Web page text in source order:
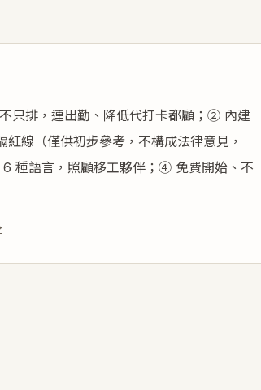
排，連出勤、降低代打卡都顧；② 內建
線（僅供初步參考，不構成法律意見，
種語言，照顧移工夥伴；④ 免費開始、不